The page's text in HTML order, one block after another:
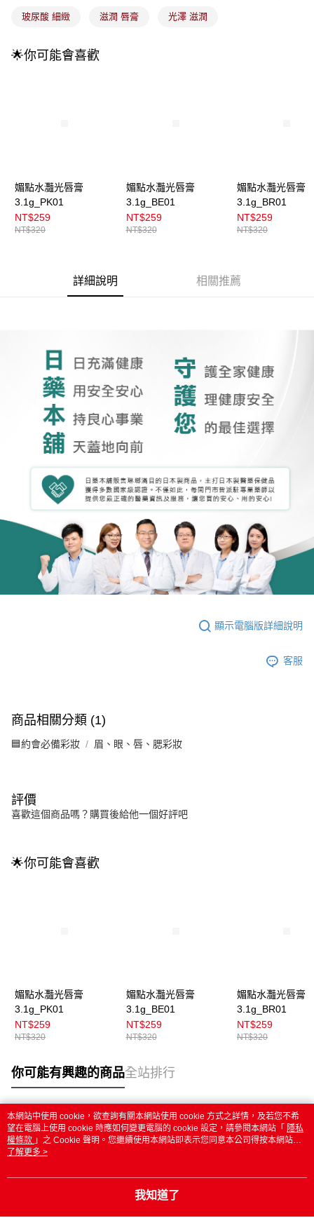
2.透過簡訊連結打開帳單後，可選擇「超商條碼／台灣大直營門市／銀行轉
【注意事項】
1.本服務係由「台灣大哥大股份有限公司」（以下簡稱本公司）所提供，讓
7-11取貨付款
付款後7-11取貨
付款後門市自取
每筆NT$100，滿NT$399(含以上)免運費
玻尿酸 細緻 滋潤 唇膏 光澤 滋潤
🌟你可能會喜歡
媚點水灩光唇膏
3.1g_PK01
NT$259
NT$320
媚點水灩光唇膏
3.1g_BE01
NT$259
NT$320
媚點水灩光唇膏
3.1g_BR01
NT$259
NT$320
詳細說明 相關推薦
顯示電腦版詳細說明
客服
商品相關分類 (1)
🟦約會必備彩妝 眉、眼、唇、腮彩妝
評價
喜歡這個商品嗎？購買後給他一個好評吧
🌟你可能會喜歡
媚點水灩光唇膏
3.1g_PK01
NT$259
NT$320
媚點水灩光唇膏
3.1g_BE01
NT$259
NT$320
媚點水灩光唇膏
3.1g_BR01
NT$259
NT$320
你可能有興趣的商品全站排行
熱門標籤
本網站中使用 cookie，欲查詢有關本網站使用 cookie 方式之詳情，及若您不希
望在電腦上使用 cookie 時應如何變更電腦的 cookie 設定，請參閱本網站「 隱私
權條款 」之 Cookie 聲明。您繼續使用本網站即表示您同意本公司得按本網站使
用條款之 Cookie 聲明使用 cookie。
了解更多 >
我知道了